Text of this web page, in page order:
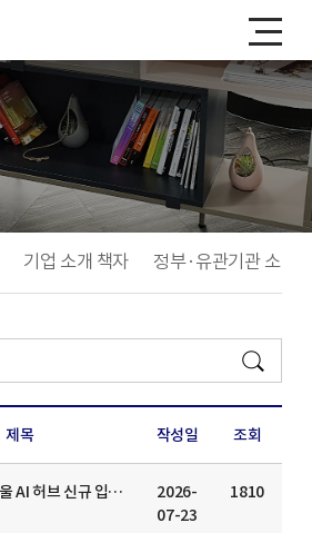
기업 소개 책자 정부·유관기관 소식
제목 작성일 조회
2026년 2차 서울 AI 허브 신규 입주기업 모집 안내(모집기간: ~ 8월 11일(화) 23시 59분까지)
2026-
07-23
1810